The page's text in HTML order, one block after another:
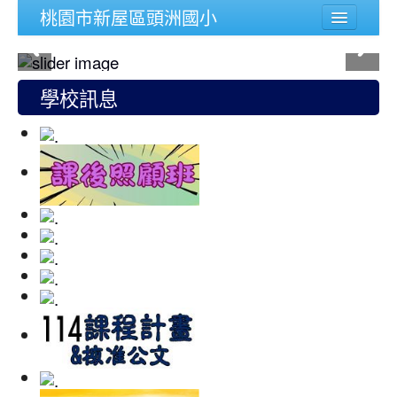
桃園市新屋區頭洲國小
學校簡介
行政組織
頭洲文件
公務連結
人事宣導專區
校內功能
登入
學校訊息